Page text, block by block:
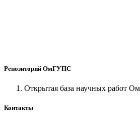
Репозиторий ОмГУПС
Открытая база научных работ
Контакты